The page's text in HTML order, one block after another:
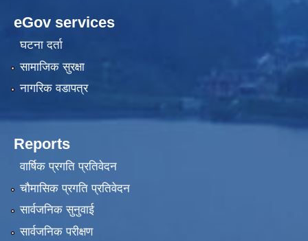
eGov services
घटना दर्ता
सामाजिक सुरक्षा
नागरिक वडापत्र
Reports
वार्षिक प्रगति प्रतिवेदन
चौमासिक प्रगति प्रतिवेदन
सार्वजनिक सुनुवाई
सार्वजनिक परीक्षण